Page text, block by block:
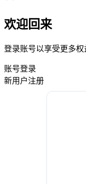
欢迎回来
登录账号以享受更多权
账号登录
新用户注册